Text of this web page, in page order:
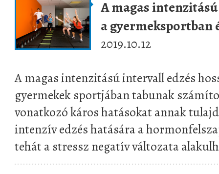
A magas
a gyermeksportban
2019.10.12
A magas intenzitású intervall edzés
gyermekek sportjában tabunak
vonatkozó káros hatásokat annak
intenzív edzés hatására a
tehát a stressz negatív változata